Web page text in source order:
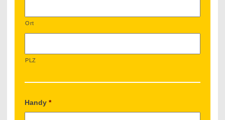
Ort
PLZ
Handy *